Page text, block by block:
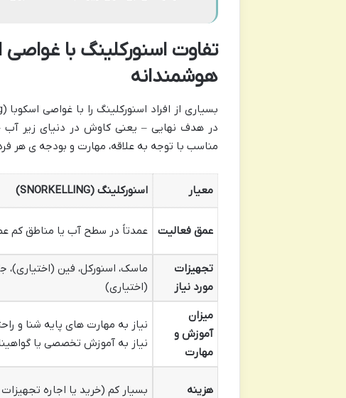
تفاوت اسنورکلینگ با
هوشمندانه
در هدف نهایی – یعنی کاوش در دنیای زیر آب
مناسب با توجه به علاقه، مهارت و بودجه ی هر
معیار اسنورکلینگ (SNORKELLING)
عمق فعالیت عمدتاً در سطح آب یا مناطق کم عمق (۱ تا
تجهیزات
مورد نیاز
ماسک، اسنورکل، فین (اختیاری)،
(اختیاری)
میزان
آموزش و
مهارت
نیاز به مهارت های پایه شنا و
نیاز به آموزش تخصصی یا
هزینه بسیار کم (خرید یا اجاره